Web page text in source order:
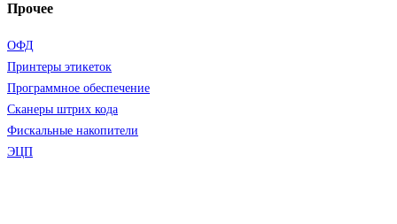
Прочее
ОФД
Принтеры этикеток
Программное обеспечение
Сканеры штрих кода
Фискальные накопители
ЭЦП